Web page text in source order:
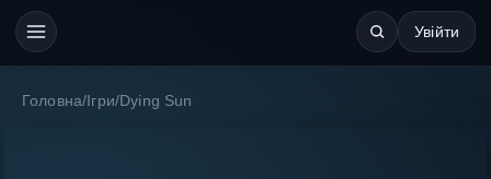
Увійти
Головна/ Ігри/Dying Sun